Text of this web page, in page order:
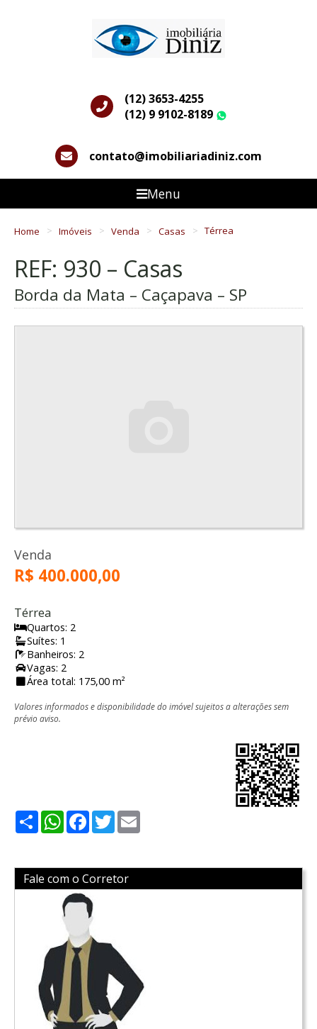
(12) 3653-4255
(12) 9 9102-8189
contato@imobiliariadiniz.com
Menu
Home Imóveis Venda Casas Térrea
REF: 930 – Casas
Borda da Mata – Caçapava – SP
Venda
R$ 400.000,00
Térrea
Quartos: 2
Suítes: 1
Banheiros: 2
Vagas: 2
Área total: 175,00 m²
Valores informados e disponibilidade do imóvel sujeitos a alterações sem
prévio aviso.
ShareWhatsApp
Facebook
Twitter
Fale com o Corretor